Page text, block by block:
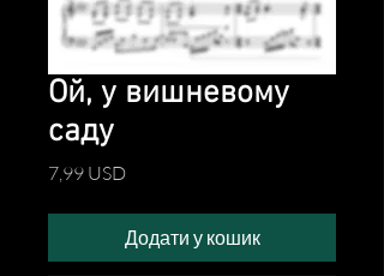
Ой, у вишневому
саду
7,99 USDЦіна
Додати у кошик